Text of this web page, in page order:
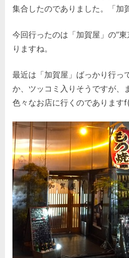
集合したのでありました。「加
今回行ったのは「加賀屋」の”
りますね。
最近は「加賀屋」ばっかり行っ
か、ツッコミ入りそうですが、
色々なお店に行くのであります